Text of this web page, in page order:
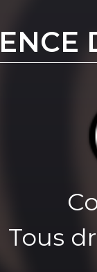
Tous